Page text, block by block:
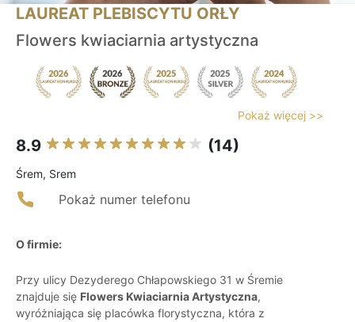
LAUREAT PLEBISCYTU ORŁY
Flowers kwiaciarnia artystyczna
Pokaż więcej >>
8.9 (14)
Śrem, Srem
Pokaż numer telefonu
O firmie:
Przy ulicy Dezyderego Chłapowskiego 31 w Śremie
znajduje się Flowers Kwiaciarnia Artystyczna,
wyróżniająca się placówka florystyczna, która z